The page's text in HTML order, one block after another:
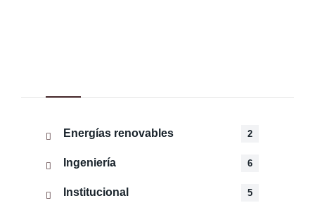
Energías renovables 2
Ingeniería 6
Institucional 5